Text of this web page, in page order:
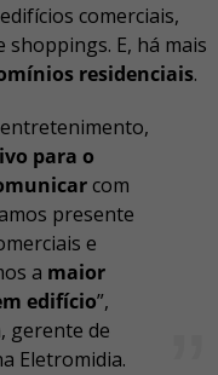
comerciais,
E, há mais
residenciais.
para o
com
presente
e
a maior
edifício”,
gerente de
Eletromidia.